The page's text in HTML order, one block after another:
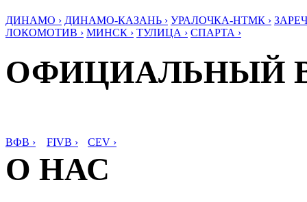
ДИНАМО › ДИНАМО-КАЗАНЬ › УРАЛОЧКА-НТМК ›
ЛОКОМОТИВ › МИНСК › ТУЛИЦА › СПАРТА ›
ОФИЦИАЛЬНЫЙ
ВФВ › FIVB › CEV ›
О НАС